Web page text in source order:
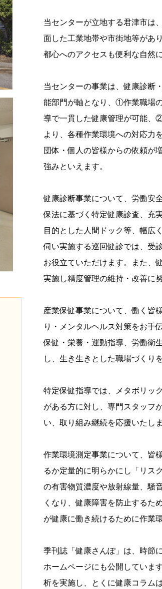
当センターが立地する君津市は
面した工業地帯や市街地等があ
都心へのアクセスも便利な自然
当センターの事業は、健康診断
能部門が軸となり、①作業職場
導で一貫した健康管理が可能、
より、各種作業環境への対応力
団体・個人の皆様からの依頼が
強みといえます。
健康診断事業について、労働安
保法に基づく特定健康診査、充
目的とした人間ドック等、幅広
伺い実施する巡回健診では、受
お役立ていただけます。また、
実施し精度管理の維持・改善に
産業保健事業について、働く皆
り・メンタルヘルス対策をお手
保健・栄養・運動指導、労働衛
し、生き生きとした職場づくり
特定保健指導では、メタボリッ
がある方に対し、専門スタッフ
い、取り組み継続を応援いたしま
作業環境測定事業について、皆
るか定量的に明らかにし「リス
の有害物質濃度や放射線量、騒
くなり、健康障害を防止するた
が健康に働き続けるために作業
季刊誌「健康さんぽ」は、時節
ホームページにも公開していま
析を実施し、とくに健康コラム